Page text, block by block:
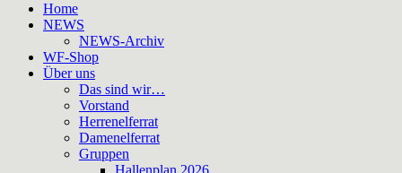
Home
NEWS
NEWS-Archiv
WF-Shop
Über uns
Das sind wir…
Vorstand
Herrenelferrat
Damenelferrat
Gruppen
Hallenplan 2026